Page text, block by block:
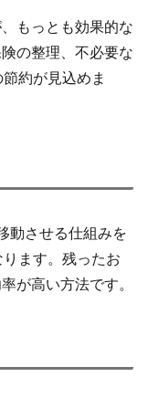
もっとも効果的な
の整理、不必要な
約が見込めま
動させる仕組みを
ます。残ったお
が高い方法です。